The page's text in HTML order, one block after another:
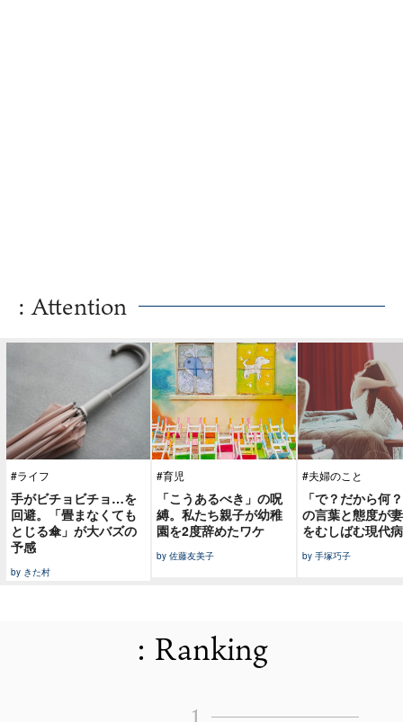
: Attention
#ライフ
手がビチョビチョ…を
回避。「畳まなくても
とじる傘」が大バズの
予感
by きた村
#育児
「こうあるべき」の呪
縛。私たち親子が幼稚
園を2度辞めたワケ
by 佐藤友美子
#夫婦のこと
「で？だから何
の言葉と態度が
をむしばむ現代病
by 手塚巧子
: Ranking